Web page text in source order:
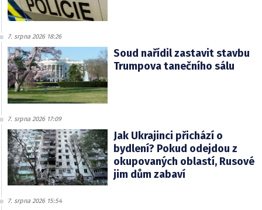
7. srpna 2026 18:26
Soud nařídil zastavit stavbu
Trumpova tanečního sálu
7. srpna 2026 17:09
Jak Ukrajinci přichází o
bydlení? Pokud odejdou z
okupovaných oblastí, Rusové
jim dům zabaví
7. srpna 2026 15:54